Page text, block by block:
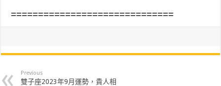
==============================
Previous
雙子座2023年9月運勢，貴人相